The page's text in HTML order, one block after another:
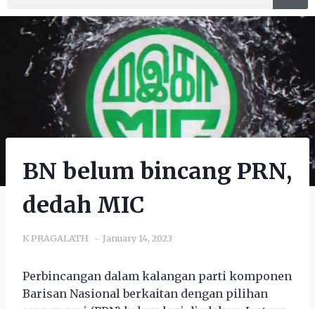
BN belum bincang PRN,
dedah MIC
K PRAGALATH January 14, 2023
Perbincangan dalam kalangan parti komponen
Barisan Nasional berkaitan dengan pilihan